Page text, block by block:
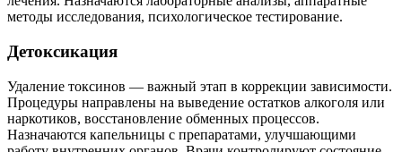
методы исследования, психологическое тестирование.
Детоксикация
Удаление токсинов — важный этап в коррекции зависимости.
Процедуры направлены на выведение остатков алкоголя или
наркотиков, восстановление обменных процессов.
Назначаются капельницы с препаратами, улучшающими